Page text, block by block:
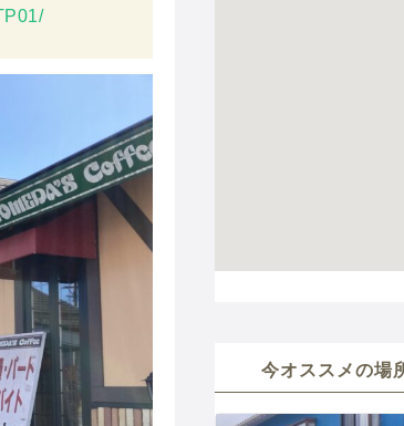
今オススメの場